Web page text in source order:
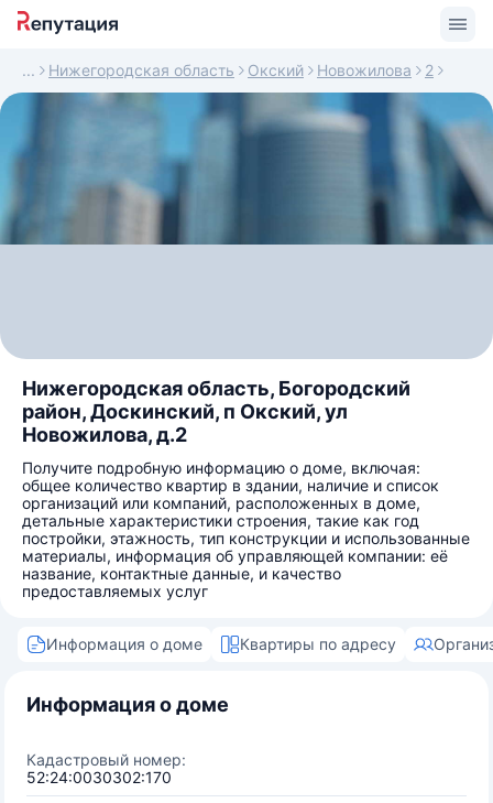
Нижегородская область Окский Новожилова 2
Нижегородская область, Богородский
район, Доскинский, п Окский, ул
Новожилова, д.2
Получите подробную информацию о доме, включая:
общее количество квартир в здании, наличие и список
организаций или компаний, расположенных в доме,
детальные характеристики строения, такие как год
постройки, этажность, тип конструкции и использованные
материалы, информация об управляющей компании: её
название, контактные данные, и качество
предоставляемых услуг
Информация о доме Квартиры по адресу
Информация о доме
Кадастровый номер:
52:24:0030302:170